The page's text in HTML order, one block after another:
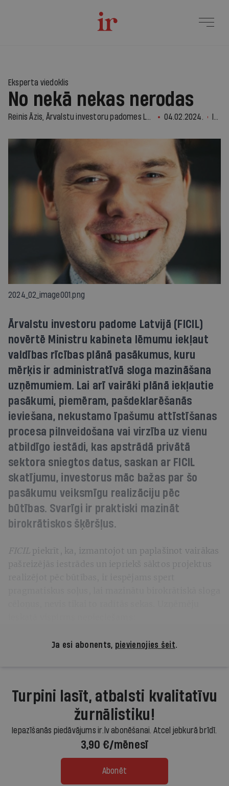
Eksperta viedoklis
No nekā nekas nerodas
Reinis Āzis, Ārvalstu investoru padomes Latvijā valsts pārvaldes reformas darba grupas vadītājs 04.02.2024. Ir Nauda
2024_02_image001.png
Ārvalstu investoru padome Latvijā (FICIL)
novērtē Ministru kabineta lēmumu iekļaut
valdības rīcības plānā pasākumus, kuru
mērķis ir administratīvā sloga mazināšana
uzņēmumiem. Lai arī vairāki plānā iekļautie
pasākumi, piemēram, pašdeklarēšanās
ieviešana, nekustamo īpašumu attīstīšanas
procesa pilnveidošana vai virzība uz vienu
atbildīgo iestādi, kas apstrādā privātā
sektora sniegtos datus, saskan ar FICIL
skatījumu, investorus māc bažas par šo
pasākumu veiksmīgu realizāciju pēc
būtības. Svarīgi ir praktiski mazināt
birokrātiskos šķēršļus.
FICIL piekrīt, ka, izmantojot un paplašinot vairākas
pašreizējās iestrādes un iepriekš sāktos projektus
Ja esi abonents, pievienojies šeit.
Turpini lasīt, atbalsti kvalitatīvu
žurnālistiku!
Iepazīšanās piedāvājums ir.lv abonēšanai. Atcel jebkurā brīdī.
3,90 €/mēnesī
Abonēt